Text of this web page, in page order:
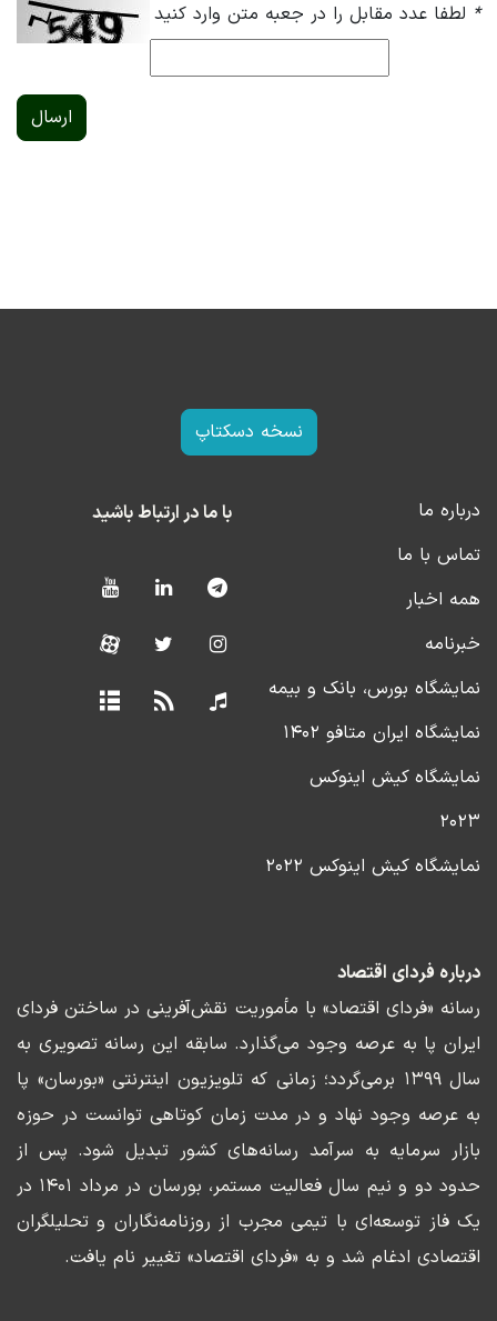
* لطفا عدد مقابل را در جعبه متن وارد کنید
ارسال
نسخه دسکتاپ
درباره ما
تماس با ما
همه اخبار
خبرنامه
نمایشگاه بورس، بانک و بیمه
نمایشگاه ایران متافو ۱۴۰۲
نمایشگاه کیش اینوکس
۲۰۲۳
نمایشگاه کیش اینوکس ۲۰۲۲
با ما در ارتباط باشید
درباره فردای اقتصاد
رسانه «فردای اقتصاد» با مأموریت نقش‌آفرینی در ساختن فردای
ایران پا به عرصه وجود می‌گذارد. سابقه این رسانه تصویری به
سال ۱۳۹۹ برمی‌گردد؛ زمانی که تلویزیون اینترنتی «بورسان» پا
به عرصه وجود نهاد و در مدت زمان کوتاهی توانست در حوزه
بازار سرمایه به سرآمد رسانه‌های کشور تبدیل شود. پس از
حدود دو و نیم سال فعالیت مستمر، بورسان در مرداد ۱۴۰۱ در
یک فاز توسعه‌ای با تیمی مجرب از روزنامه‌نگاران و تحلیلگران
اقتصادی ادغام شد و به «فردای اقتصاد» تغییر نام یافت.